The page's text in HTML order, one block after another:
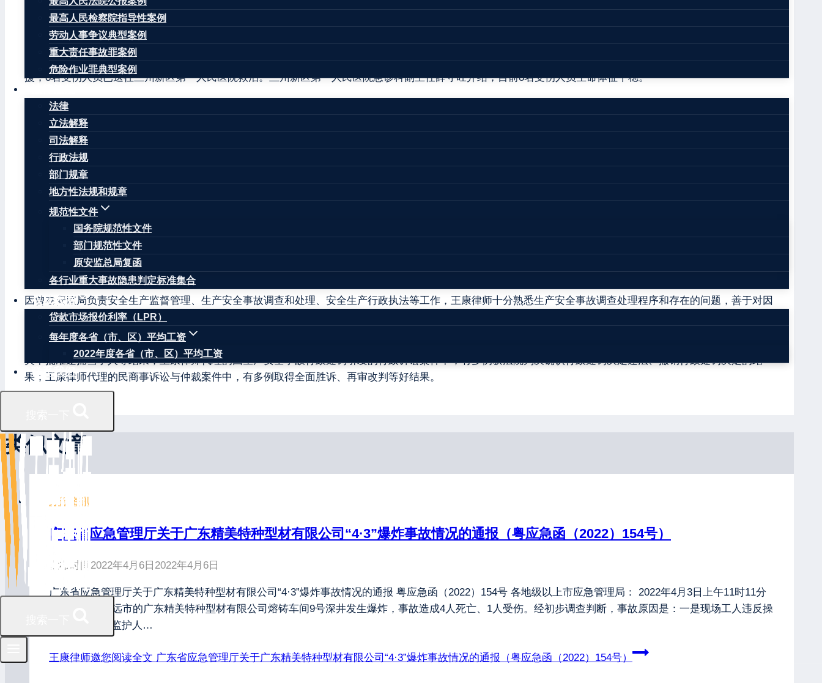
最高人民检察院指导性案例
劳动人事争议典型案例
重大责任事故罪案例
危险作业罪典型案例
法律
立法解释
司法解释
行政法规
部门规章
地方性法规和规章
规范性文件
国务院规范性文件
部门规范性文件
原安监总局复函
各行业重大事故隐患判定标准集合
权威数据
贷款市场报价利率（LPR）
每年度各省（市、区）平均工资
2022年度各省（市、区）平均工资
联系我们
受伤6人失联。
事故发生后，兰州新区有关部门紧急开展应急处置工作。甘肃省委书记尹弘赶到现场指导救援处置工作，并到医院看望伤员。
记者在事故现场看到，消防、医护、电力抢修、通信抢修人员等正在开展救援。据悉，兰州新区应急部门已调动47辆消防救援车辆、300余名消防救援人员参与救
援，8名受伤人员已送往兰州新区第一人民医院救治。兰州新区第一人民医院急诊科副主任薛守旺介绍，目前8名受伤人员生命体征平稳。
据了解，事发企业主要从事农药中间体及农药产品生产、经营，发生爆炸厂区为该企业污水处理车间。朱宗斌介绍，经初步排查，爆炸面积约600平方米，事故现场
无烟、无明火、无有毒气体，排除了后续险情和次生灾害风险。
截至记者发稿时，救援和事故排查工作仍正在进行中。
文章标签：#兰州市
王康律师，注册安全工程师，北京华让律师事务所安全生产和消防安全专业委员会主任，曾任江苏省扬州市宝应县原安监局公务员、原《中国安全生产报》记者。
因曾在安监局负责安全生产监督管理、生产安全事故调查和处理、安全生产行政执法等工作，王康律师十分熟悉生产安全事故调查处理程序和存在的问题，善于对因
生产安全事故引发的民事赔偿、行政处罚和刑事追责提供专业法律服务和有效应对方案。
王康律师辩护的当事人涉嫌失火罪、重大责任事故罪、合同诈骗罪等刑事案件中，有多例获得法院判决当事人无罪、公安机关对当事人撤销案件或终止侦查、检察机
关不批准逮捕当事人等结果；王康律师代理的因生产安全事故行政处罚引发的行政诉讼案件中，有多例获法院判决确认行政处罚决定违法、撤销行政处罚决定的结
果；王康律师代理的民商事诉讼与仲裁案件中，有多例取得全面胜诉、再审改判等好结果。
类似文章
最新资讯
广东省应急管理厅关于广东精美特种型材有限公司“4·3”爆炸事故情况的通报（粤应急函（2022）154号）
发布时间 2022年4月6日 2022年4月6日
广东省应急管理厅关于广东精美特种型材有限公司“4·3”爆炸事故情况的通报 粤应急函（2022）154号 各地级以上市应急管理局： 2022年4月3日上午11时11分
54秒，位于清远市的广东精美特种型材有限公司熔铸车间9号深井发生爆炸，事故造成4人死亡、1人受伤。经初步调查判断，事故原因是：一是现场工人违反操
作规程，现场监护人…
王康律师邀您阅读全文 广东省应急管理厅关于广东精美特种型材有限公司“4·3”爆炸事故情况的通报（粤应急函（2022）154号）